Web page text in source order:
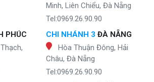
PHÚC
Minh, Liên Chiểu, Đà Nẵng
Tel:0969.26.90.90
CHI NHÁNH 3 ĐÀ NẴNG
Hòa Thuận Đông, Hải
Châu, Đà Nẵng
Tel:0969.26.90.90